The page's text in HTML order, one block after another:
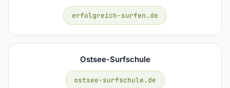
erfolgreich-surfen.de
Ostsee-Surfschule
ostsee-surfschule.de